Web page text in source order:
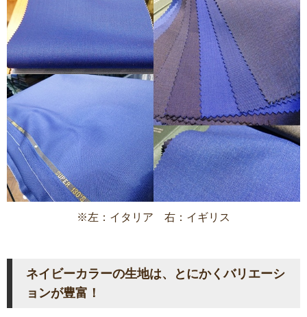
※左：イタリア 右：イギリス
ネイビーカラーの生地は、とにかくバリエーシ
ョンが豊富！